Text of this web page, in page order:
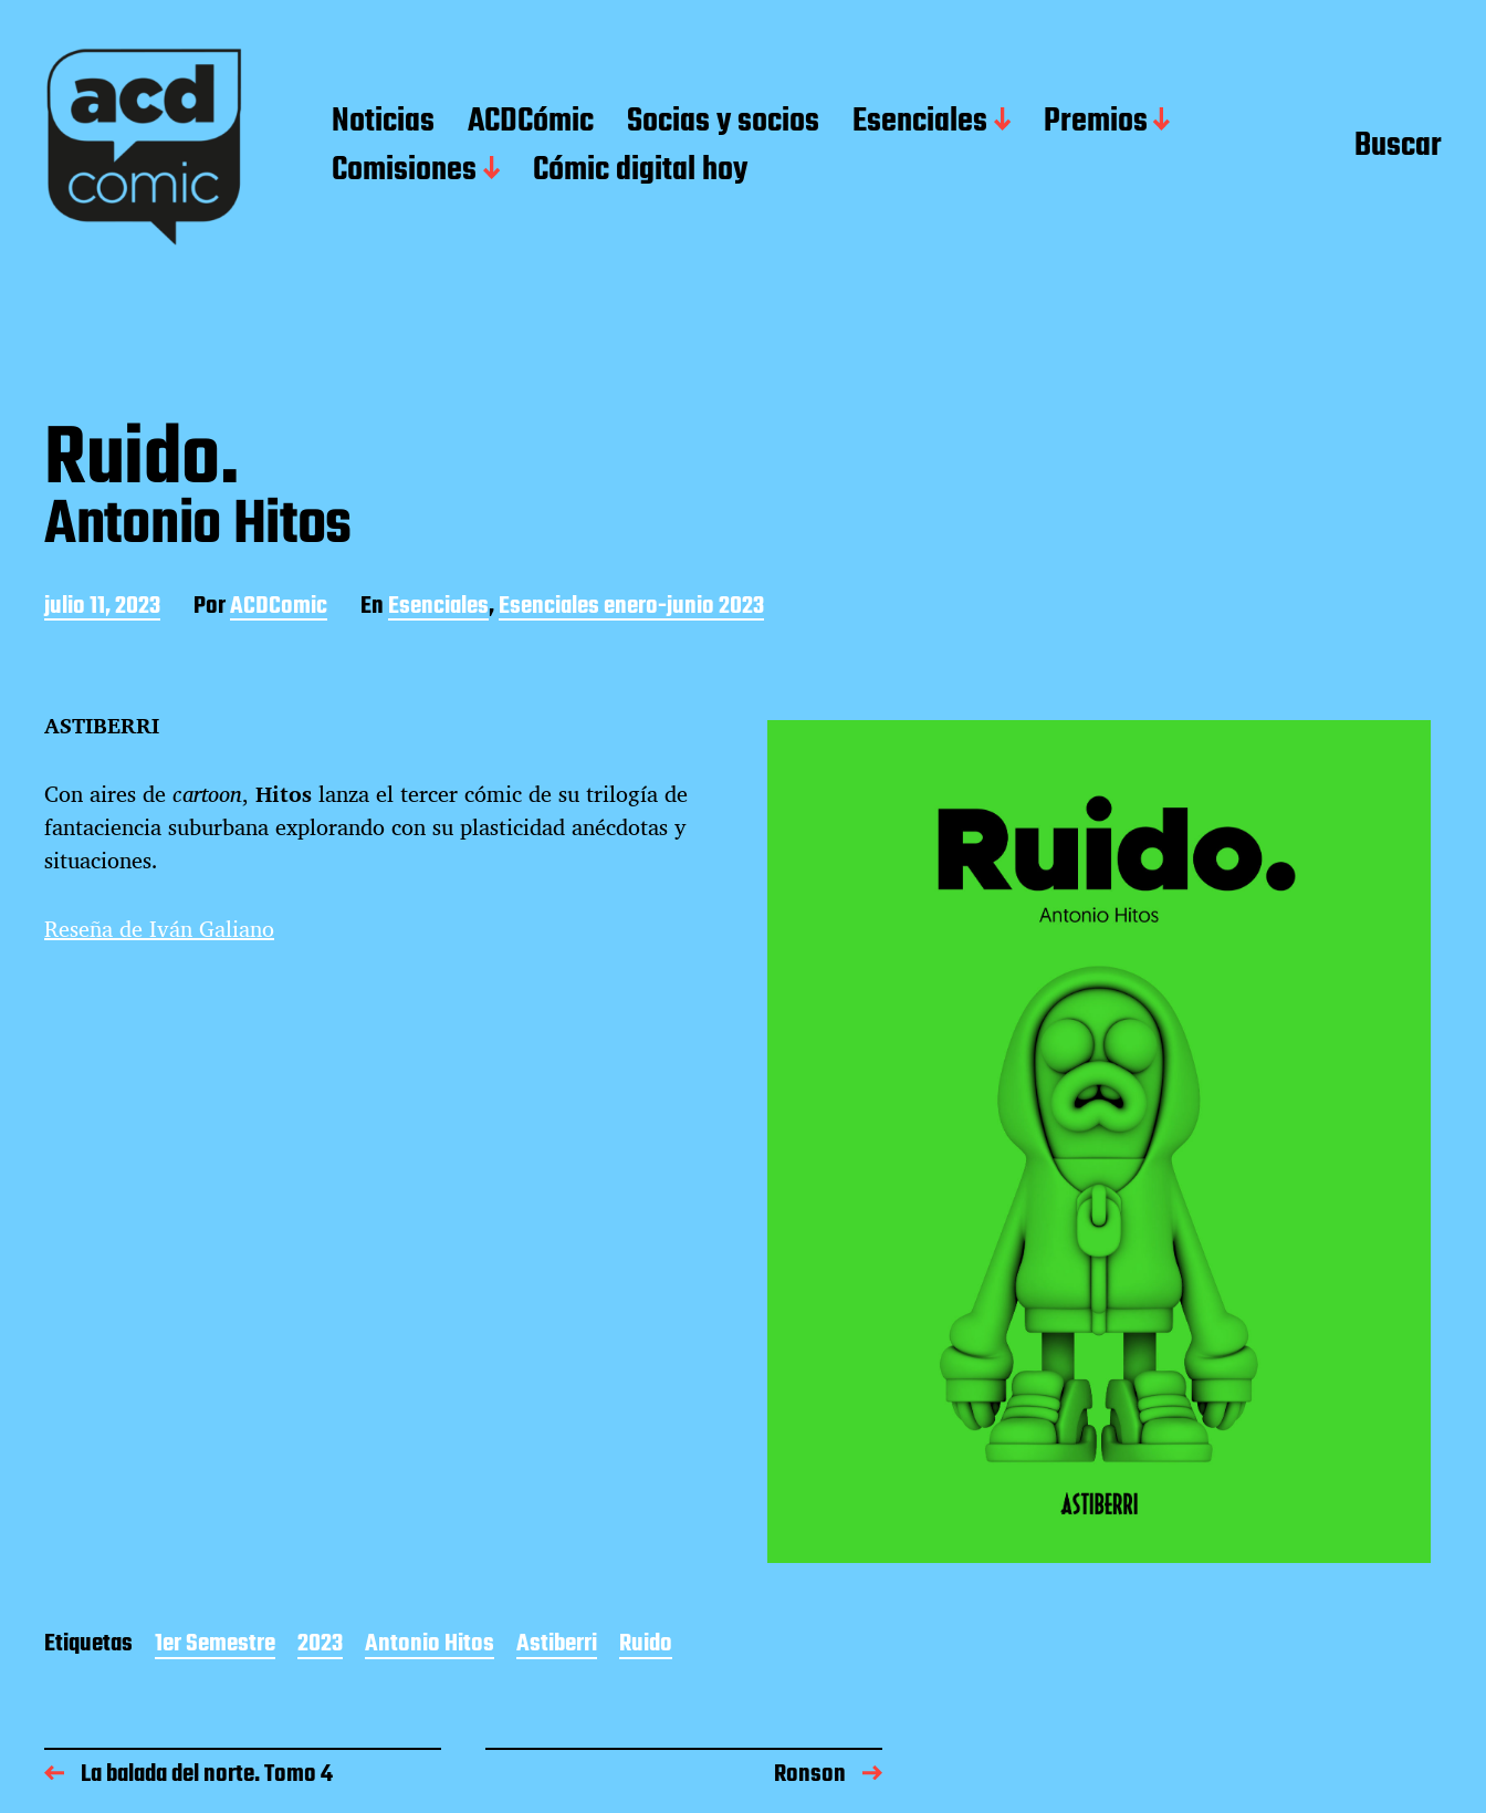
Noticias ACDCómic Socias y socios Esenciales
Premios
Comisiones
Cómic digital hoy Buscar
Ruido.
Antonio Hitos
F
e
d
a
e
n
t
a
d
julio 11, 2023 PorACDComic EnEsenciales,Esenciales enero-junio 2023
ASTIBERRI
Con aires decartoon, Hitoslanza el tercer cómic de su trilogía de
fantaciencia suburbana explorando con su plasticidad anécdotas y
situaciones.
Reseña de Iván Galiano
Etiquetas 1er Semestre 2023 Antonio Hitos Astiberri Ruido
La balada del norte. Tomo 4 Ronson